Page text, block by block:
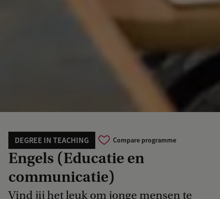
DEGREE IN TEACHING Compare programme
Engels (Educatie en
communicatie)
Vind jij het leuk om jonge mensen te